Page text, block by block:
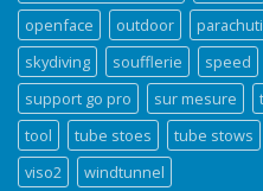
openface
outdoor
skydiving
soufflerie speed
support go pro
sur mesure
tool
tube stoes tube stows
viso2
windtunnel